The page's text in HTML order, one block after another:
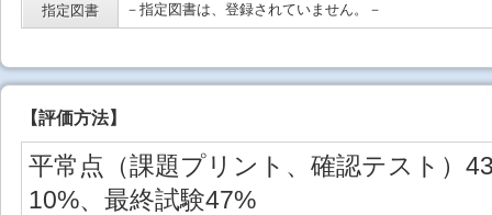
指定図書 －指定図書は、登録されていません。－
【評価方法】
平常点（課題プリント、確認テスト）
10%、最終試験47%